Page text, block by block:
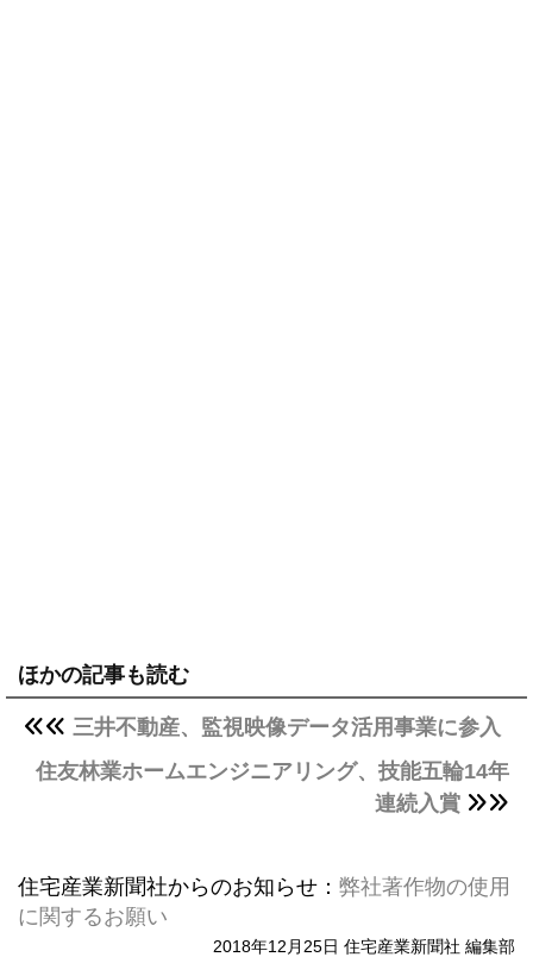
ほかの記事も読む
三井不動産、監視映像データ活用事業に参入
住友林業ホームエンジニアリング、技能五輪14年
連続入賞
住宅産業新聞社からのお知らせ： 弊社著作物の使用
に関するお願い
2018年12月25日 住宅産業新聞社 編集部